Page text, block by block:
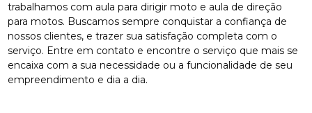
trabalhamos com aula para dirigir moto e aula de direção
para motos. Buscamos sempre conquistar a confiança de
nossos clientes, e trazer sua satisfação completa com o
serviço. Entre em contato e encontre o serviço que mais se
encaixa com a sua necessidade ou a funcionalidade de seu
empreendimento e dia a dia.